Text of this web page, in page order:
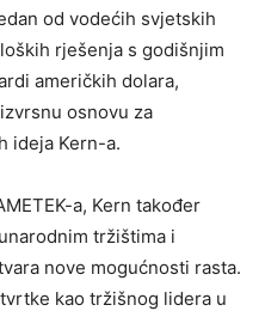
od vodećih svjetskih
rješenja s godišnjim
američkih dolara,
osnovu za
ideja Kern-a.
a, Kern također
tržištima i
nove mogućnosti rasta.
kao tržišnog lidera u